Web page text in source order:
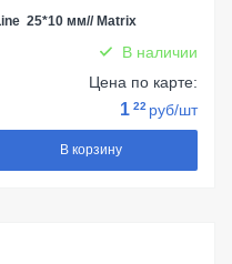
25*10 мм// Matrix
В наличии
Цена по карте:
1 22 руб/шт
В корзину